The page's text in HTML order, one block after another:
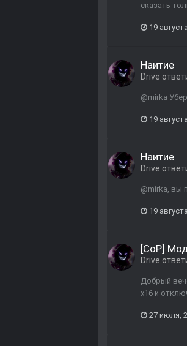
сказать
19
Наитие
Drive
@mirka
19
Наитие
Drive
@mirka, вы
19
[CoP]
Drive
Добрый
x16 и
27 июля,